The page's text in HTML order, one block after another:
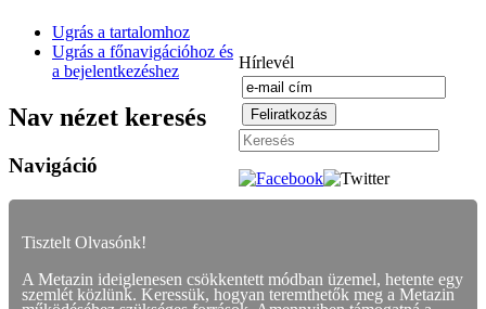
Hírlevél
Ugrás a tartalomhoz
Ugrás a főnavigációhoz és
a bejelentkezéshez
Nav nézet keresés
Navigáció
Tisztelt Olvasónk!
A Metazin ideiglenesen csökkentett módban üzemel, hetente egy
szemlét közlünk. Keressük, hogyan teremthetők meg a Metazin